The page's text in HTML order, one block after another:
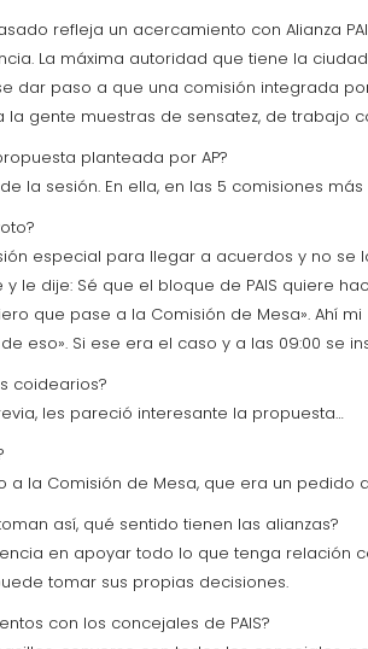
refleja un acercamiento con Alianza
La máxima autoridad que tiene la
dar paso a que una comisión integrada
la gente muestras de sensatez, de
planteada por AP?
la sesión. En ella, en las 5 comisiones
especial para llegar a acuerdos y no se
le dije: Sé que el bloque de PAIS quiere
que pase a la Comisión de Mesa». Ahí
eso». Si ese era el caso y a las 09:00 se
coidearios?
les pareció interesante la propuesta…
a la Comisión de Mesa, que era un
así, qué sentido tienen las alianzas?
en apoyar todo lo que tenga relación
tomar sus propias decisiones.
con los concejales de PAIS?